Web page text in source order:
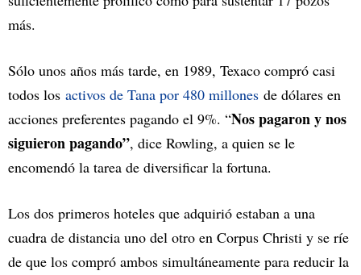
más.
Sólo unos años más tarde, en 1989, Texaco compró casi
todos los activos de Tana por 480 millones de dólares en
acciones preferentes pagando el 9%. “Nos pagaron y nos
siguieron pagando”, dice Rowling, a quien se le
encomendó la tarea de diversificar la fortuna.
Los dos primeros hoteles que adquirió estaban a una
cuadra de distancia uno del otro en Corpus Christi y se ríe
de que los compró ambos simultáneamente para reducir la